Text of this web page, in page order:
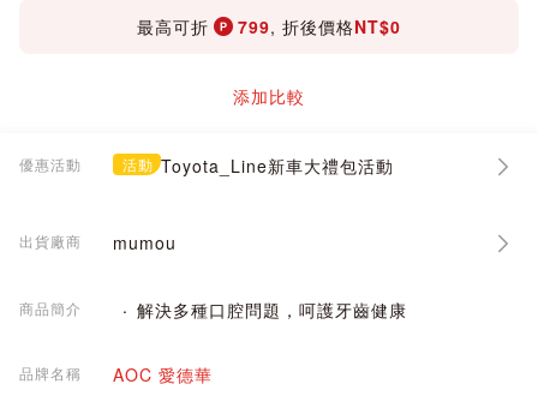
最高可折 799, 折後價格NT$0
添加比較
優惠活動 活動 Toyota_Line新車大禮包活動
出貨廠商 mumou
商品簡介 解決多種口腔問題，呵護牙齒健康
品牌名稱 AOC 愛德華